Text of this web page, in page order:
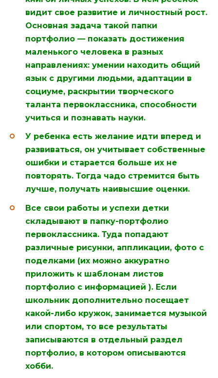
видит свое развитие и личностный рост.
Основная задача такой папки
портфолио — показать достижения
маленького человека в разных
направлениях: умении находить общий
язык с другими людьми, адаптации в
социуме, раскрытии творческого
таланта первоклассника, способности
учиться и познавать науки.
У ребенка есть желание идти вперед и
развиваться, он учитывает собственные
ошибки и старается больше их не
повторять. Тогда чадо стремится быть
лучше, получать наивысшие оценки.
Все свои работы и успехи детки
складывают в папку-портфолио
первоклассника. Туда попадают
различные рисунки, аппликации, фото с
поделками (их можно аккуратно
приложить к шаблонам листов
портфолио с информацией ). Если
школьник дополнительно посещает
какой-либо кружок, занимается музыкой
или спортом, то все результаты
записываются в отдельный раздел
портфолио, в котором описываются
хобби.